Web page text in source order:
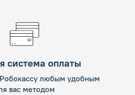
система оплаты
любым удобным
вас методом